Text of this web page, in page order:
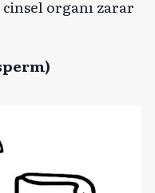
organı zarar